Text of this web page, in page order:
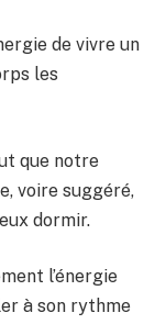
de vivre un
les
que notre
voire suggéré,
dormir.
l’énergie
à son rythme